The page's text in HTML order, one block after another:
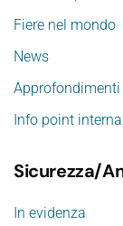
Fiere nel mondo
News
Approfondimenti
Info point
Sicurezza/
In evidenza